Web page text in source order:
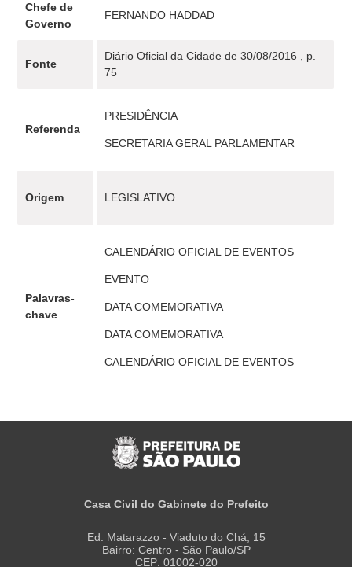
Chefe de
Governo
FERNANDO HADDAD
Fonte
Diário Oficial da Cidade de 30/08/2016 , p.
75
Referenda
PRESIDÊNCIA
SECRETARIA GERAL PARLAMENTAR
Origem LEGISLATIVO
Palavras-
chave
CALENDÁRIO OFICIAL DE EVENTOS
EVENTO
DATA COMEMORATIVA
DATA COMEMORATIVA
CALENDÁRIO OFICIAL DE EVENTOS
Casa Civil do Gabinete do Prefeito
Ed. Matarazzo - Viaduto do Chá, 15
Bairro: Centro - São Paulo/SP
CEP: 01002-020